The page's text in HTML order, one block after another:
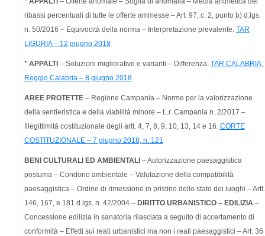
ribassi percentuali di tutte le offerte ammesse – Art. 97, c. 2, punto b) d.lgs.
n. 50/2016 – Equivocità della norma – Interpretazione prevalente. TAR
LIGURIA – 12 giugno 2018
* APPALTI – Soluzioni migliorative e varianti – Differenza. TAR CALABRIA,
Reggio Calabria – 8 giugno 2018
AREE PROTETTE – Regione Campania – Norme per la valorizzazione
della sentieristica e della viabilità minore – L.r. Campania n. 2/2017 –
Illegittimità costituzionale degli artt. 4, 7, 8, 9, 10, 13, 14 e 16. CORTE
COSTITUZIONALE – 7 giugno 2018, n. 121
BENI CULTURALI ED AMBIENTALI – Autorizzazione paesaggistica
postuma – Condono ambientale – Valutazione della compatibilità
paesaggistica – Ordine di rimessione in pristino dello stato dei luoghi – Artt.
146, 167, e 181 d.lgs. n. 42/2004 – DIRITTO URBANISTICO – EDILIZIA–
Concessione edilizia in sanatoria rilasciata a seguito di accertamento di
conformità – Effetti sui reati urbanistici ma non i reati paesaggistici – Art. 36